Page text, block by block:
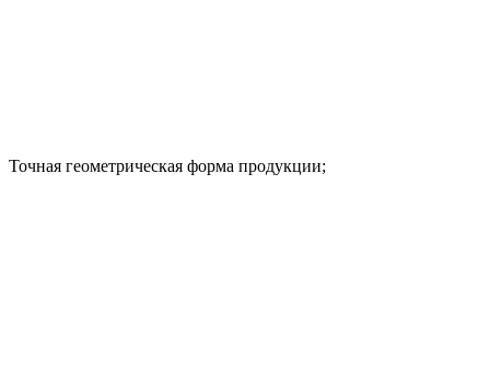
Точная геометрическая форма продукции;